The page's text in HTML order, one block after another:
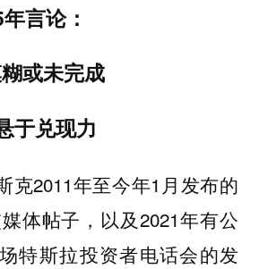
言论：
或未完成
于兑现力
克2011年至今年1月发布的
体帖子，以及2021年有公
特斯拉投资者电话会的发